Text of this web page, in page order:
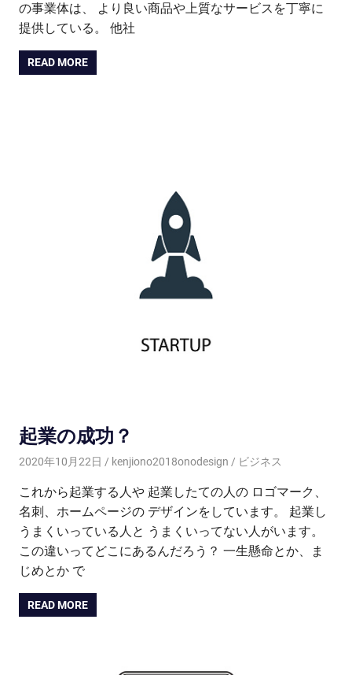
の事業体は、 より良い商品や上質なサービスを丁寧に
提供している。 他社
READ MORE
起業の成功？
2020年10月22日 kenjiono2018onodesign ビジネス
これから起業する人や 起業したての人の ロゴマーク、
名刺、ホームページの デザインをしています。 起業し
うまくいっている人と うまくいってない人がいます。
この違いってどこにあるんだろう？ 一生懸命とか、ま
じめとか で
READ MORE